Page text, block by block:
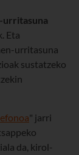
urritasuna
Eta
urritasuna
sustatzeko
" jarri
da, kirol-